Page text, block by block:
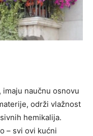
naučnu osnovu
održi vlažnost
hemikalija.
– svi ovi kućni